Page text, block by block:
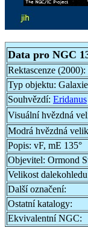
Data pro NGC
Rektascenze (2000):
Typ objektu: Galaxie
Souhvězdí: Eridanus
Visuální hvězdná
Modrá hvězdná
Popis: vF, mE 135°
Objevitel: Ormond
Velikost
Další označení:
Ostatní katalogy:
Ekvivalentní NGC: